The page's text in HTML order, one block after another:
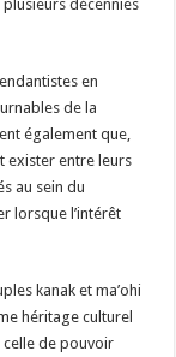
décennies
en
de la
également que,
exister entre leurs
au sein du
lorsque l’intérêt
kanak et ma’ohi
héritage culturel
de pouvoir